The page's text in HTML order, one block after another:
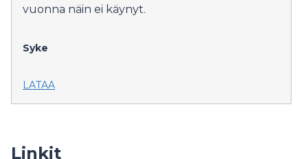
vuonna näin ei käynyt.
Syke
LATAA
Linkit